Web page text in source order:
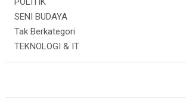
SENI BUDAYA
Tak Berkategori
TEKNOLOGI & IT